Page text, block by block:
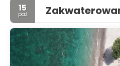
15
paź